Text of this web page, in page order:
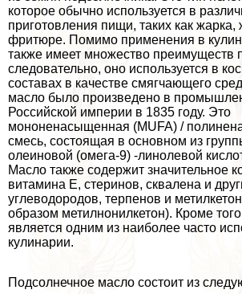
которое обычно используется в
приготовления пищи, таких как
фритюре. Помимо применения в
также имеет множество преимуществ
следовательно, оно используется в
составах в качестве смягчающего
масло было произведено в
Российской империи в 1835 году. Это
мононенасыщенная (MUFA) /
смесь, состоящая в основном из
олеиновой (омега-9) -линолевой
Масло также содержит значительное
витамина Е, стеринов, сквалена и
углеводородов, терпенов и
образом метилнонилкетон). Кроме
является одним из наиболее часто
кулинарии.
Подсолнечное масло состоит из